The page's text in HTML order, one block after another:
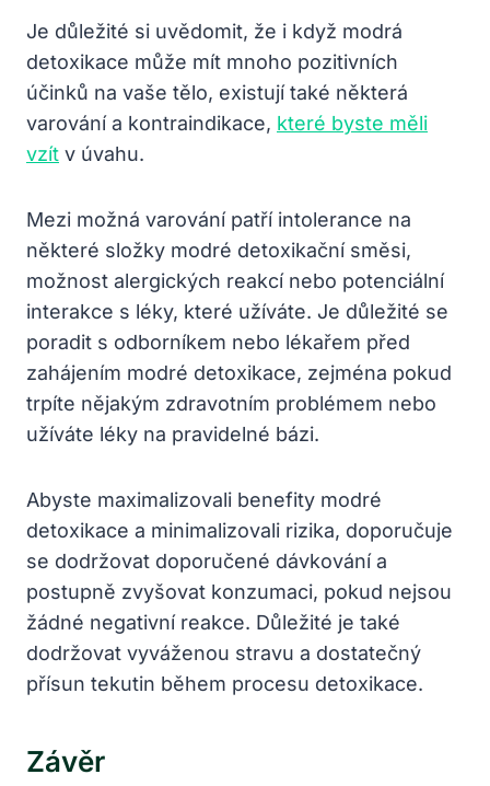
Je důležité si uvědomit, že i když modrá
detoxikace může mít mnoho pozitivních
účinků na vaše tělo, existují také některá
varování a kontraindikace, které byste měli
vzít v úvahu.
Mezi možná varování patří intolerance na
některé složky modré detoxikační směsi,
možnost alergických reakcí nebo potenciální
interakce s léky, které užíváte. Je důležité se
poradit s odborníkem nebo lékařem před
zahájením modré detoxikace, zejména pokud
trpíte nějakým zdravotním problémem nebo
užíváte léky na pravidelné bázi.
Abyste maximalizovali benefity modré
detoxikace a minimalizovali rizika, doporučuje
se dodržovat doporučené dávkování a
postupně zvyšovat konzumaci, pokud nejsou
žádné negativní reakce. Důležité je také
dodržovat vyváženou stravu a dostatečný
přísun tekutin během procesu detoxikace.
Závěr